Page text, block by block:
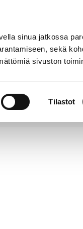
sinua jatkossa
sekä
sivuston
Tilastot